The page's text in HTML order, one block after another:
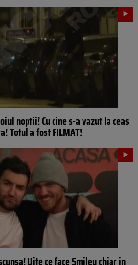
noptii! Cu cine s-a vazut la ceas
Totul a fost FILMAT!
Uite ce face Smiley chiar in